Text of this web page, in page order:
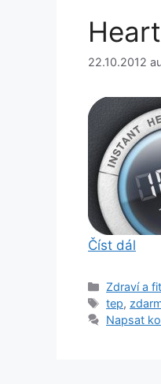
22.10.2012
Číst dál
Rubriky
Zdraví a
Štítky
tep,
Napsat